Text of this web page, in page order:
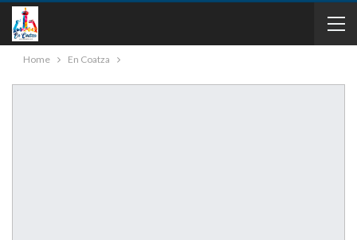
Home En Coatza